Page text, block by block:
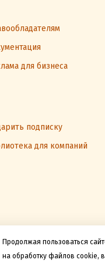
Продолжая пользоваться
на обработку файлов cookie,
для бизнеса
подписку
для компаний